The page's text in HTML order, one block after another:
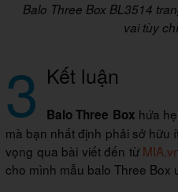
Balo Three Box BL3514
vai tùy
3 Kết luận
Balo Three Box hứa
mà bạn nhất định phải sở hữu
vọng qua bài viết đến từ MIA.vn
cho mình mẫu balo Three Box